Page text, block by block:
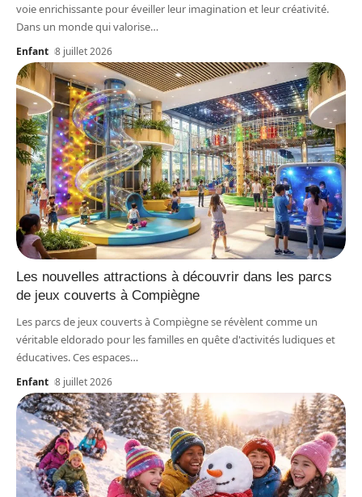
voie enrichissante pour éveiller leur imagination et leur créativité.
Dans un monde qui valorise…
Enfant 8 juillet 2026
Les nouvelles attractions à découvrir dans les parcs
de jeux couverts à Compiègne
Les parcs de jeux couverts à Compiègne se révèlent comme un
véritable eldorado pour les familles en quête d'activités ludiques et
éducatives. Ces espaces…
Enfant 8 juillet 2026